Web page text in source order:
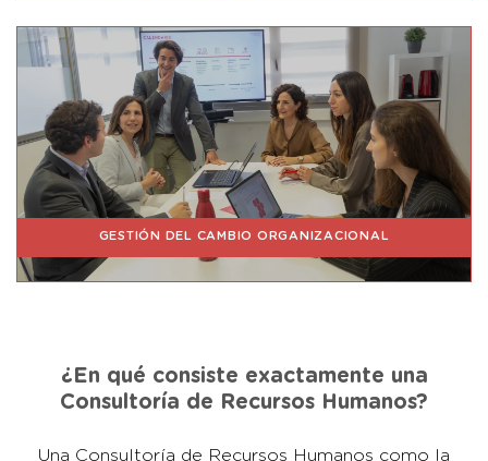
GESTIÓN DEL CAMBIO ORGANIZACIONAL
¿En qué consiste exactamente una
Consultoría de Recursos Humanos?
Una Consultoría de Recursos Humanos como la